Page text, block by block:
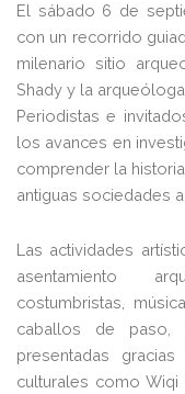
El sábado 6 de
con un recorrido
milenario sitio
Shady y la
Periodistas e
los avances en
comprender la
antiguas sociedades
Las actividades
asentamiento
costumbristas,
caballos de
presentadas
culturales como Wiqi